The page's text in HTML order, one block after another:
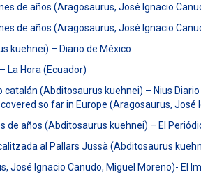
de años (Aragosaurus, José Ignacio
de años (Aragosaurus, José Ignacio
kuehnei) – Diario de México
La Hora (Ecuador)
(Abditosaurus kuehnei) – Nius Diario
so far in Europe (Aragosaurus, José
de años (Abditosaurus kuehnei) – El
al Pallars Jussà (Abditosaurus
José Ignacio Canudo, Miguel Moreno)- El